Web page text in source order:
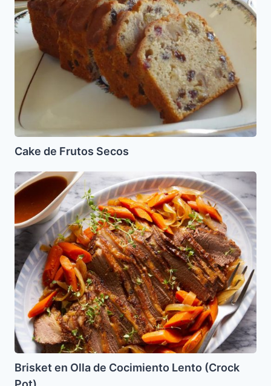
Cake de Frutos Secos
Brisket
en
Olla
de
Cocimiento
Lento
(Crock
Pot)
Brisket en Olla de Cocimiento Lento (Crock